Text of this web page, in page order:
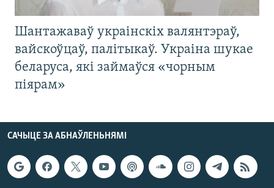
Шантажаваў украінскіх валянтэраў,
вайскоўцаў, палітыкаў. Украіна шукае
беларуса, які займаўся «чорным
піярам»
САЧЫЦЕ ЗА АБНАЎЛЕНЬНЯМІ